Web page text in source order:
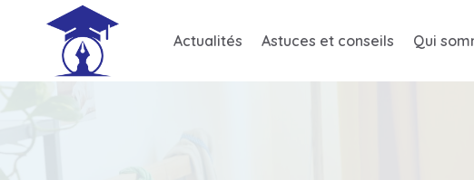
Actualités Astuces et conseils Qui